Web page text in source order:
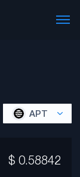
APT
$ 0.58842